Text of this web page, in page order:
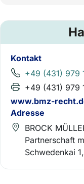
Kontakt
+49 (431) 979
+49 (431) 979
www.bmz-
Adresse
BROCK
Partnerschaft
Schwedenkai